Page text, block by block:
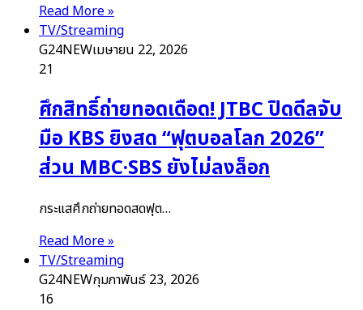
Read More »
TV/Streaming
G24NEWเมษายน 22, 2026
21
ศึกสิทธิ์ถ่ายทอดเดือด! JTBC ปิดดีลจับ
มือ KBS ยิงสด “ฟุตบอลโลก 2026”
ส่วน MBC·SBS ยังไม่ลงล็อก
กระแสศึกถ่ายทอดสดฟุต…
Read More »
TV/Streaming
G24NEWกุมภาพันธ์ 23, 2026
16